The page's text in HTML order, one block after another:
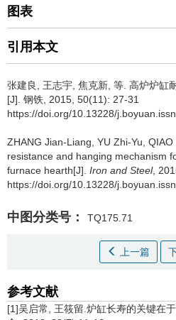
图表
引用本文
张建良 王志宇 焦克新 等 高炉炉缸
[J]. 钢铁, 2015, 50(11): 27-31
https://doi.org/10.13228/
ZHANG Jian-Liang YU Zhi-Yu QIAO
resistance and hanging mechanism
furnace hearth[J]. Iron and Steel,
https://doi.org/10.13228/
中图分类号： TQ175.71
上一篇
参考文献
[1]吴启常, 王筱留.炉缸长寿的关键在